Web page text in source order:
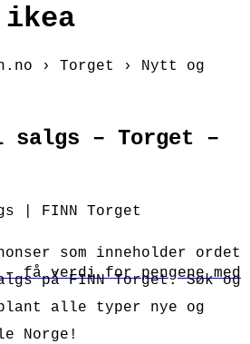
– få verdi for pengene med
› Torget › Nytt og
– Torget –
| FINN Torget
som inneholder ordet
på FINN Torget. Søk og
alle typer nye og
Norge!